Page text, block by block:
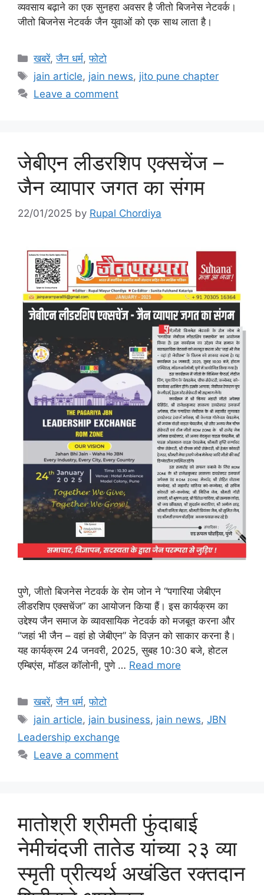
व्यवसाय बढ़ाने का एक सुनहरा अवसर है जीतो बिजनेस नेटवर्क।
जीतो बिजनेस नेटवर्क जैन युवाओं को एक साथ लाता है।
Categories
खबरें,जैन धर्म,फोटो
Tags
jain article, jain news, jito pune chapter
Leave a comment
जेबीएन लीडरशिप एक्सचेंज –
जैन व्यापार जगत का संगम
22/01/2025 by Rupal Chordiya
पुणे, जीतो बिजनेस नेटवर्क के रोम जोन ने “पगारिया जेबीएन
लीडरशिप एक्सचेंज” का आयोजन किया हैं। इस कार्यक्रम का
उद्देश्य जैन समाज के व्यावसायिक नेटवर्क को मजबूत करना और
“जहां भी जैन – वहां हो जेबीएन” के विज़न को साकार करना है।
यह कार्यक्रम 24 जनवरी, 2025, सुबह 10:30 बजे, होटल
एम्बिएंस, मॉडल कॉलोनी, पुणे … Read more
Categories
खबरें,जैन धर्म,फोटो
Tags
jain article, jain business, jain news,JBN
Leadership exchange
Leave a comment
मातोश्री श्रीमती फुंदाबाई
नेमीचंदजी तातेड यांच्या २३ व्या
स्मृती प्रीत्यर्थ अखंडित रक्तदान